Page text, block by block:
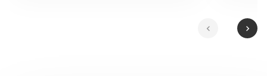
chevron_left chevron_right